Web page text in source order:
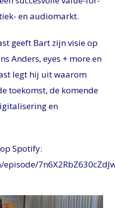
en audiomarkt.
geeft Bart zijn visie op
Anders, eyes + more en
legt hij uit waarom
toekomst, de komende
en
Spotify: